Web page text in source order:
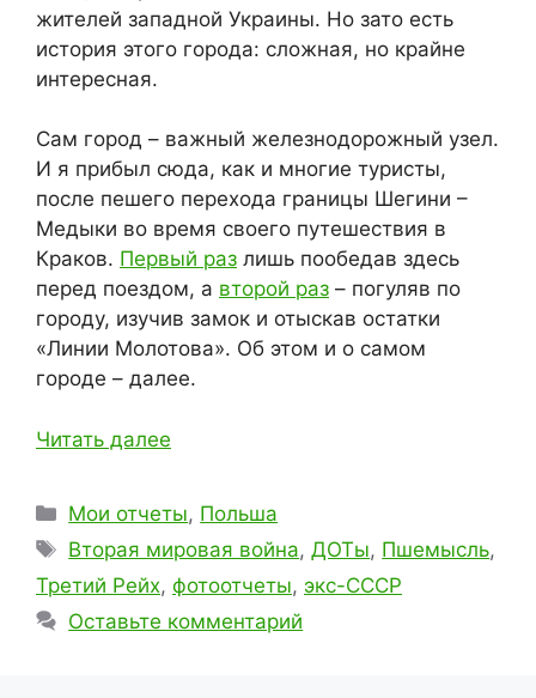
жителей западной Украины. Но зато есть
история этого города: сложная, но крайне
интересная.
Сам город – важный железнодорожный узел.
И я прибыл сюда, как и многие туристы,
после пешего перехода границы Шегини –
Медыки во время своего путешествия в
Краков. Первый раз лишь пообедав здесь
перед поездом, а второй раз – погуляв по
городу, изучив замок и отыскав остатки
«Линии Молотова». Об этом и о самом
городе – далее.
Читать далее
Рубрики
Мои отчеты, Польша
Метки
Вторая мировая война,ДОТы, Пшемысль,
Третий Рейх, фотоотчеты, экс-СССР
Оставьте комментарий